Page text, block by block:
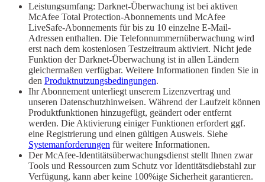
Leistungsumfang: Darknet-Überwachung ist bei aktiven
McAfee Total Protection-Abonnements und McAfee
LiveSafe-Abonnements für bis zu 10 einzelne E-Mail-
Adressen enthalten. Die Telefonnummernüberwachung wird
erst nach dem kostenlosen Testzeitraum aktiviert. Nicht jede
Funktion der Darknet-Überwachung ist in allen Ländern
gleichermaßen verfügbar. Weitere Informationen finden Sie in
den Produktnutzungsbedingungen.
Ihr Abonnement unterliegt unserem Lizenzvertrag und
unseren Datenschutzhinweisen. Während der Laufzeit können
Produktfunktionen hinzugefügt, geändert oder entfernt
werden. Die Aktivierung einiger Funktionen erfordert ggf.
eine Registrierung und einen gültigen Ausweis. Siehe
Systemanforderungen für weitere Informationen.
Der McAfee-Identitätsüberwachungsdienst stellt Ihnen zwar
Tools und Ressourcen zum Schutz vor Identitätsdiebstahl zur
Verfügung, kann aber keine 100%ige Sicherheit garantieren.